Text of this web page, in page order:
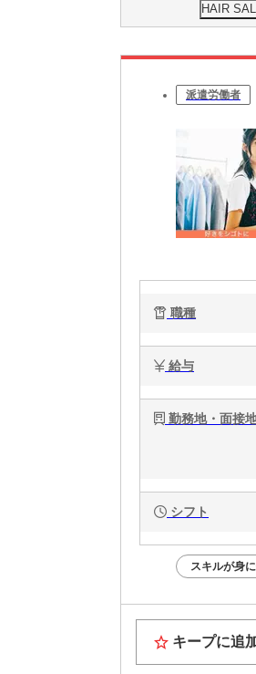
HAIR
派遣労働者
職種
給与
勤務地・面接
シフト
スキルが身
キープに追